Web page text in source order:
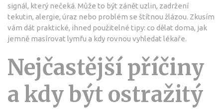
signál, který nečeká. Může to být zánět uzlin, zadržení
tekutin, alergie, úraz nebo problém se štítnou žlázou. Zkusím
vám dát praktické, ihned použitelné tipy: co dělat doma, jak
jemně masírovat lymfu a kdy rovnou vyhledat lékaře.
Nejčastější příčiny
a kdy být ostražitý